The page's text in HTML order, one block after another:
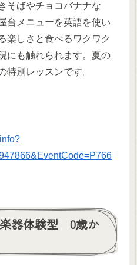
そばやチョコバナナな
台メニューを英語を使い
楽しさと食べるワクワク
にも触れられます。夏の
特別レッスンです。
器体験型 0歳か